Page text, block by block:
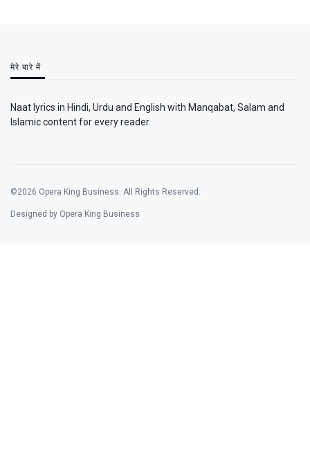
मेरे बारे में
Naat lyrics in Hindi, Urdu and English with Manqabat, Salam and
Islamic content for every reader.
©2026 Opera King Business. All Rights Reserved.
Designed by Opera King Business